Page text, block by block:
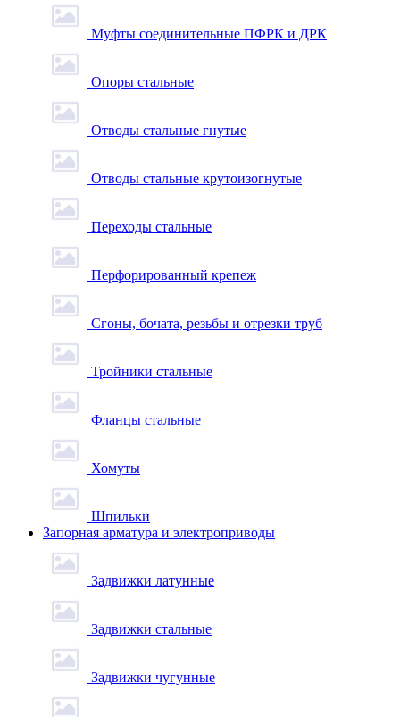
Муфты соединительные ПФРК и ДРК
Опоры стальные
Отводы стальные гнутые
Отводы стальные крутоизогнутые
Переходы стальные
Перфорированный крепеж
Сгоны, бочата, резьбы и отрезки труб
Тройники стальные
Фланцы стальные
Хомуты
Шпильки
Запорная арматура и электроприводы
Задвижки латунные
Задвижки стальные
Задвижки чугунные